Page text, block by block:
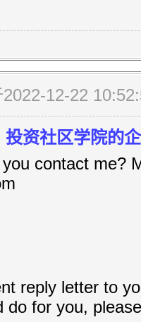
12-22
资社区学院的
contact me?
reply letter to
do for you,